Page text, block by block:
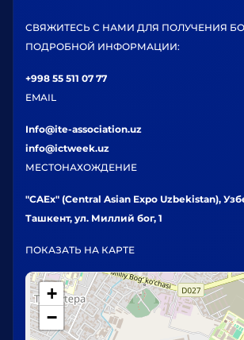
СВЯЖИТЕСЬ С НАМИ ДЛЯ ПОЛУЧЕНИЯ
ПОДРОБНОЙ ИНФОРМАЦИИ:
+998 55 511 07 77
EMAIL
Info@ite-association.uz
info@ictweek.uz
МЕСТОНАХОЖДЕНИЕ
"CAEx" (Central Asian Expo Uzbekistan),
Ташкент, ул. Миллий бог, 1
ПОКАЗАТЬ НА КАРТЕ
+
−